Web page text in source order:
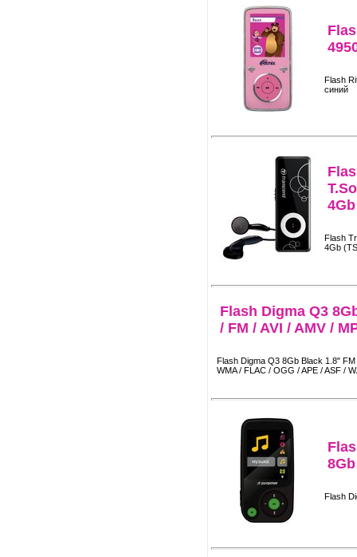
Flash
синий
Flash
4Gb
Flash Digma Q3
/ FM / AVI / AMV /
Flash Digma Q3 8Gb Black 1.8" FM
WMA / FLAC / OGG / APE / ASF /
Flash